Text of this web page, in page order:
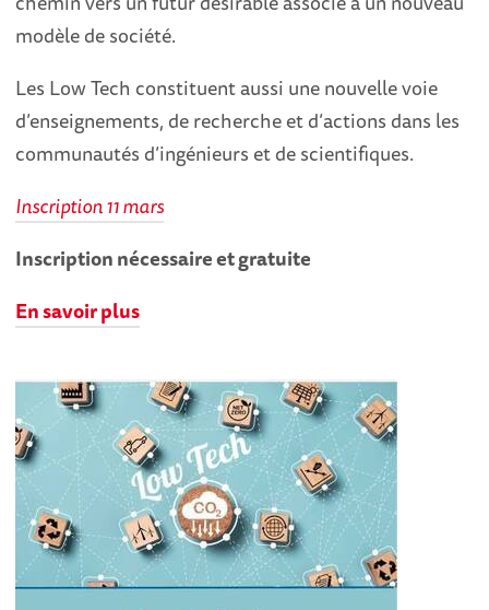
modèle de société.
Les Low Tech constituent aussi une nouvelle voie
d’enseignements, de recherche et d’actions dans les
communautés d’ingénieurs et de scientifiques.
Inscription 11 mars
Inscription nécessaire et gratuite
En savoir plus